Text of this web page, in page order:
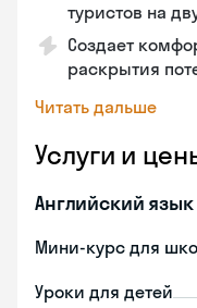
туристов на
Создает
раскрытия
Читать дальше
Услуги и
Английский язык
Мини-курс для
Уроки для детей